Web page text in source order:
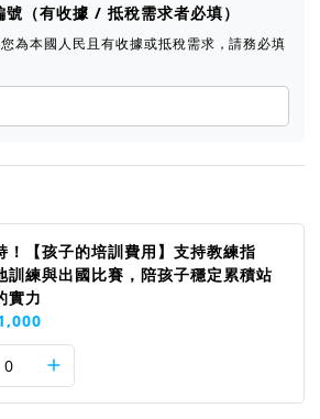
（有收據 / 抵稅需求者必填）
為本國人民且有收據或抵稅需求，請務必填
！【孩子的培訓費用】支持教練指
訓練與出國比賽，陪孩子穩定累積站
實力
0